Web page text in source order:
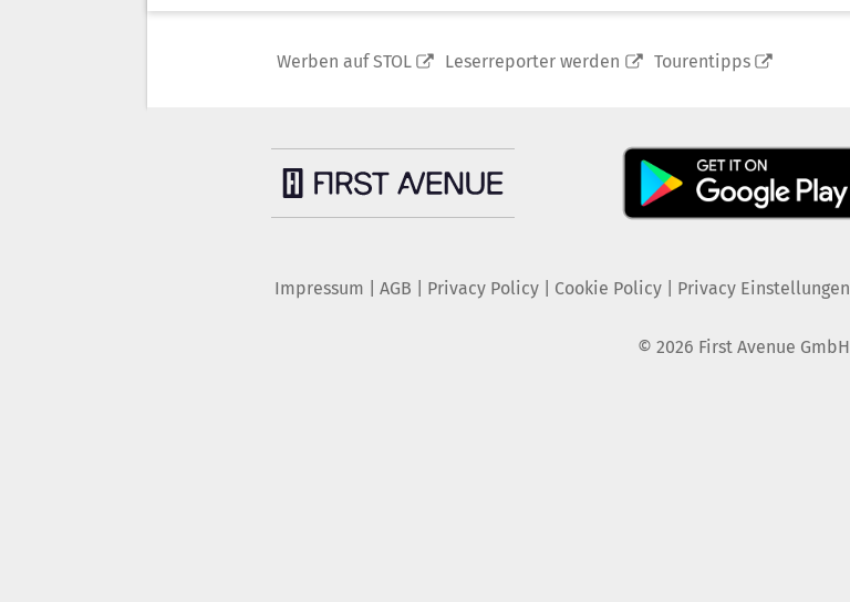
Werben auf STOL Leserreporter werden Tourentipps
Impressum AGB Privacy Policy| Cookie Policy| Privacy Einstellungen
© 2026 First Avenue GmbH